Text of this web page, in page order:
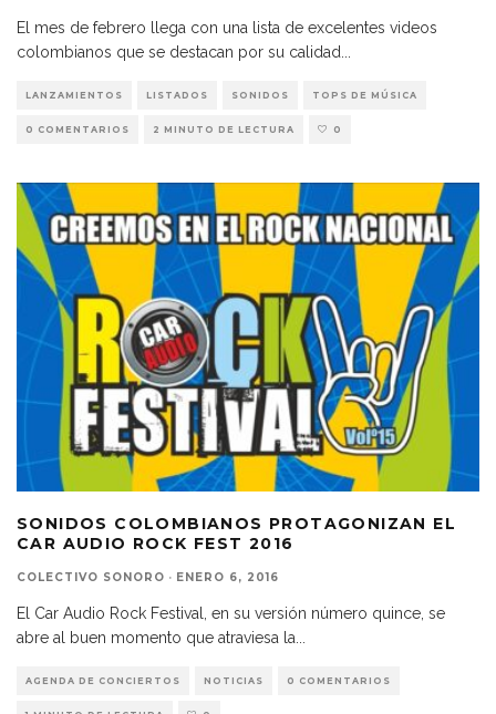
El mes de febrero llega con una lista de excelentes videos
colombianos que se destacan por su calidad...
LANZAMIENTOS LISTADOS SONIDOS TOPS DE MÚSICA
0 COMENTARIOS 2 MINUTO DE LECTURA 0
SONIDOS COLOMBIANOS PROTAGONIZAN EL
CAR AUDIO ROCK FEST 2016
COLECTIVO SONORO · ENERO 6, 2016
El Car Audio Rock Festival, en su versión número quince, se
abre al buen momento que atraviesa la
AGENDA DE CONCIERTOS NOTICIAS 0 COMENTARIOS